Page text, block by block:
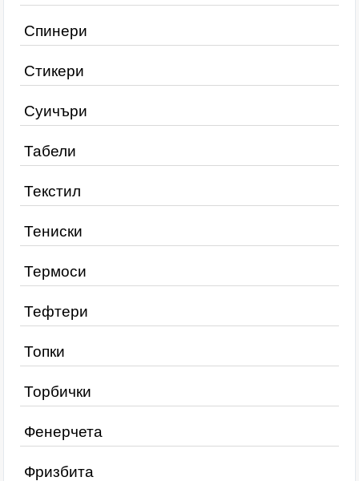
Спинери
Стикери
Суичъри
Табели
Текстил
Тениски
Термоси
Тефтери
Топки
Торбички
Фенерчета
Фризбита